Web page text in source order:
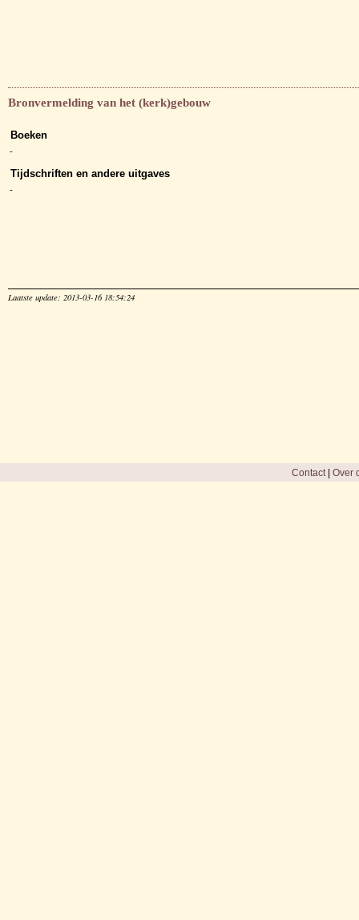
Bronvermelding van het (kerk)gebouw
Boeken
-
Tijdschriften en andere uitgaves
-
Laatste update: 2013-03-16 18:54:24
Contact| Over